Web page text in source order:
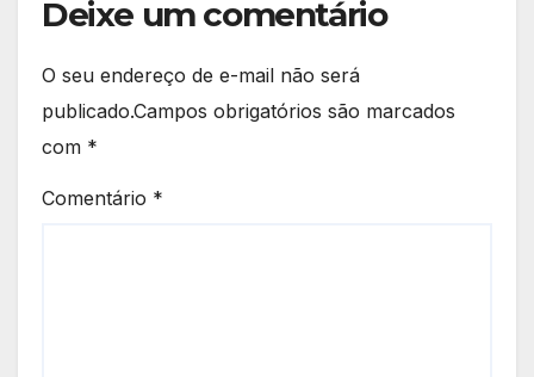
Deixe um comentário
O seu endereço de e-mail não será
publicado.Campos obrigatórios são marcados
com *
Comentário *